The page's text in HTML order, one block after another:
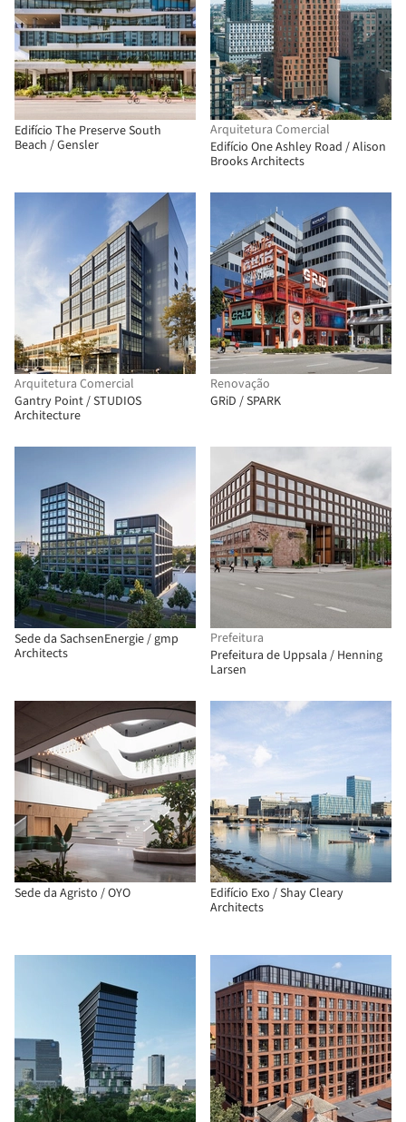
Edifício The Preserve South
Beach / Gensler
Arquitetura Comercial
Edifício One Ashley Road / Alison
Brooks Architects
Arquitetura Comercial
Gantry Point / STUDIOS
Architecture
Renovação
GRiD / SPARK
Sede da SachsenEnergie / gmp
Architects
Prefeitura
Prefeitura de Uppsala / Henning
Larsen
Sede da Agristo / OYO
Edifício Exo / Shay Cleary
Architects